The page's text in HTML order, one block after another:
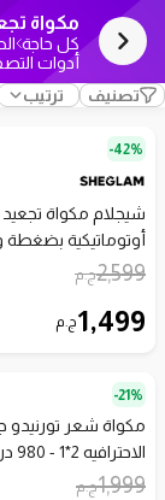
مكواة
كل حاجة
أدوات
تصنيف
ترتيب
42%-
شيجلام مكواة
أوتوماتيكية بضغطة
2,599ج.م
1,499ج.م
21%-
مكواة شعر تورنيدو
الاحترافيه 2*1 - 980 درجه
1,999ج.م